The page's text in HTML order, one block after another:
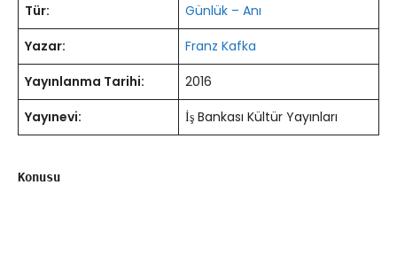
Tür:
Günlük – Anı
Yazar:
Franz Kafka
Yayınlanma Tarihi:
2016
Yayınevi:
İş Bankası Kültür Yayınları
Konusu